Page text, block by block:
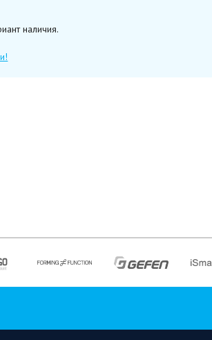
наличия.